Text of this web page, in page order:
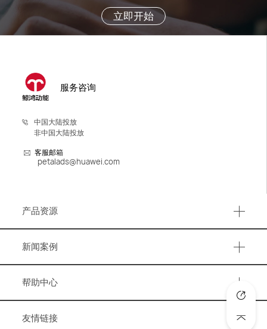
立即开始
服务咨询
中国大陆投放
非中国大陆投放
客服邮箱
petalads@huawei.com
产品资源
新闻案例
洞察报告
帮助中心
友情链接